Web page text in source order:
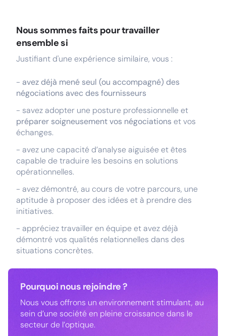
Nous sommes faits pour travailler
ensemble si
Justifiant d'une expérience similaire, vous :
- avez déjà mené seul (ou accompagné) des
négociations avec des fournisseurs
- savez adopter une posture professionnelle et
préparer soigneusement vos négociations etvos
échanges.
- avez une capacité d’analyse aiguisée et êtes
capable de traduire les besoins en solutions
opérationnelles.
- avez démontré, au cours de votre parcours, une
aptitude à proposer des idées et à prendre des
initiatives.
- appréciez travailler en équipe et avez déjà
démontré vos qualités relationnelles dans des
situations concrètes.
Pourquoi nous rejoindre ?
Nous vous offrons un environnement stimulant, au
sein d’une société en pleine croissance dans le
secteur de l’optique.